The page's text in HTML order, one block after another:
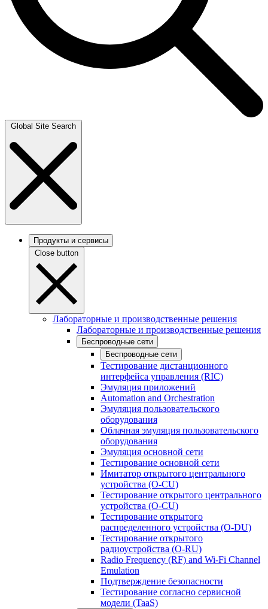
Global Site Search
Продукты и сервисы
Close button
Лабораторные и производственные решения
Лабораторные и производственные решения
Беспроводные сети
Беспроводные сети
Тестирование дистанционного
интерфейса управления (RIC)
Эмуляция приложений
Automation and Orchestration
Эмуляция пользовательского
оборудования
Облачная эмуляция пользовательского
оборудования
Эмуляция основной сети
Тестирование основной сети
Имитатор открытого центрального
устройства (O-CU)
Тестирование открытого центрального
устройства (O-CU)
Тестирование открытого
распределенного устройства (O-DU)
Тестирование открытого
радиоустройства (O-RU)
Radio Frequency (RF) and Wi-Fi Channel
Emulation
Подтверждение безопасности
Тестирование согласно сервисной
модели (TaaS)